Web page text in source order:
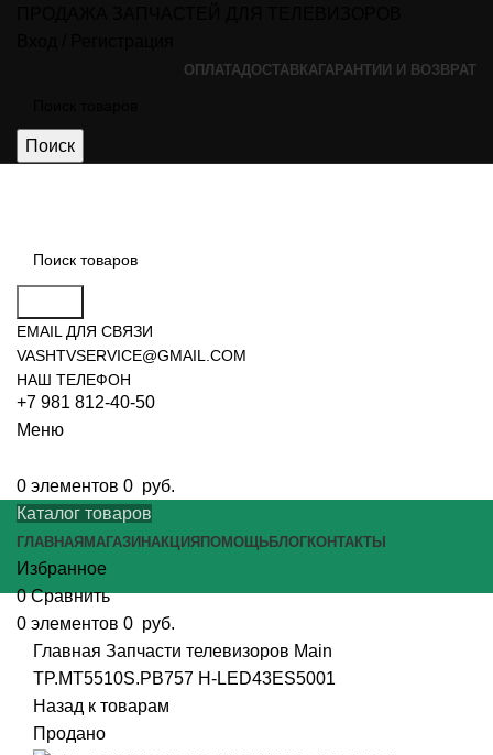
ОПЛАТАДОСТАВКА ГАРАНТИИ И ВОЗВРАТ
Поиск
EMAIL ДЛЯ СВЯЗИ
VASHTVSERVICE@GMAIL.COM
НАШ ТЕЛЕФОН
+7 981 812-40-50
Меню
0 элементов 0 руб.
Каталог товаров
ГЛАВНАЯ МАГАЗИНАКЦИЯ ПОМОЩЬ БЛОГ КОНТАКТЫ
Избранное
0 Сравнить
0 элементов 0 руб.
Главная Запчасти телевизоров Main
TP.MT5510S.PB757 H-LED43ES5001
Назад к товарам
Продано